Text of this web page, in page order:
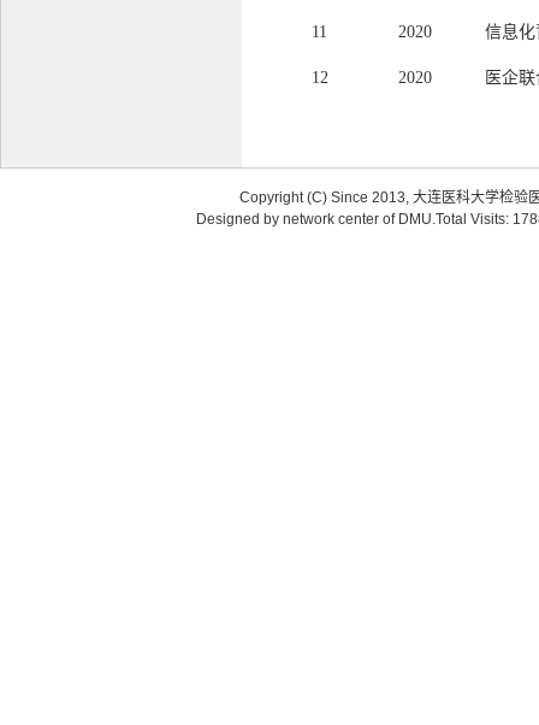
11 2020 信息
12 2020 医企
Copyright (C) Since 2013, 大连医科大学检验
Designed by network center of DMU.Total Visits: